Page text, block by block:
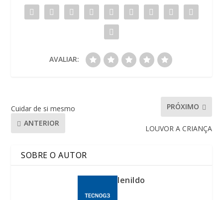
AVALIAR:
Cuidar de si mesmo
ANTERIOR
PRÓXIMO
LOUVOR A CRIANÇA
SOBRE O AUTOR
lenildo